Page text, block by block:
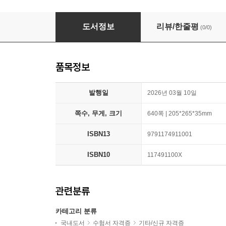
2026 맞춤형화장품조제관리사 블랙박스 실전고
도서정보 리뷰/한줄평 (0/0)
품목정보
발행일 2026년 03월 10일
쪽수, 무게, 크기 640쪽 | 205*265*35mm
ISBN13 9791174911001
ISBN10 117491100X
관련분류
카테고리 분류
국내도서 수험서 자격증 기타/신규 자격증